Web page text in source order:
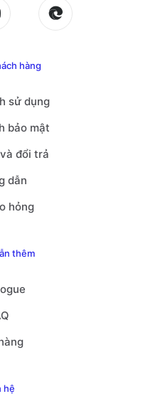
hàng
sử dụng
bảo mật
đổi trả
dẫn
hỏng
thêm
hệ